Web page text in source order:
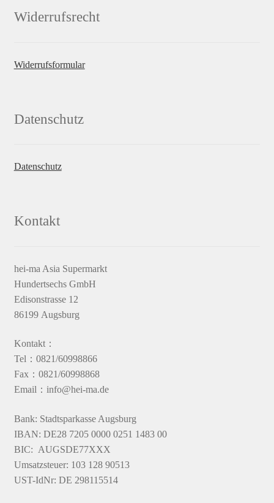
Widerrufsrecht
Widerrufsformular
Datenschutz
Datenschutz
Kontakt
hei-ma Asia Supermarkt
Hundertsechs GmbH
Edisonstrasse 12
86199 Augsburg
Kontakt：
Tel：0821/60998866
Fax：0821/60998868
Email：info@hei-ma.de
Bank: Stadtsparkasse Augsburg
IBAN: DE28 7205 0000 0251 1483 00
BIC: AUGSDE77XXX
Umsatzsteuer: 103 128 90513
UST-IdNr: DE 298115514